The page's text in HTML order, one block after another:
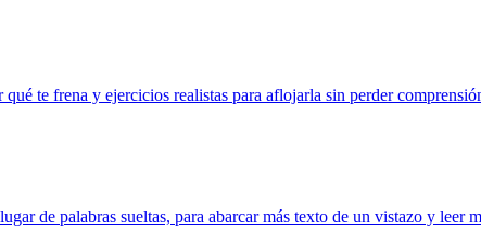
te frena y ejercicios realistas para aflojarla sin perder
de palabras sueltas, para abarcar más texto de un vistazo y leer